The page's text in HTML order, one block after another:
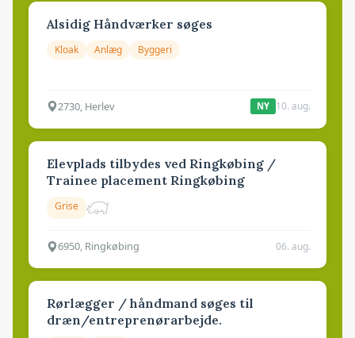
Alsidig Håndværker søges
Kloak Anlæg Byggeri
2730, Herlev NY 10. aug.
Elevplads tilbydes ved Ringkøbing /
Trainee placement Ringkøbing
Grise
6950, Ringkøbing 06. aug.
Rørlægger / håndmand søges til
dræn/entreprenørarbejde.